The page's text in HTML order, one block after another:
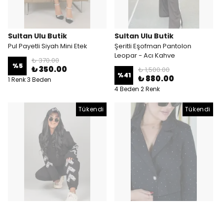
Sultan Ulu Butik
Pul Payetli Siyah Mini Etek
%5
₺ 370.00
₺ 350.00
1 Renk 3 Beden
Sultan Ulu Butik
Şeritli Eşofman Pantolon
Leopar - Acı Kahve
%41
₺ 1,500.00
₺ 880.00
4 Beden 2 Renk
Tükendi Tükendi